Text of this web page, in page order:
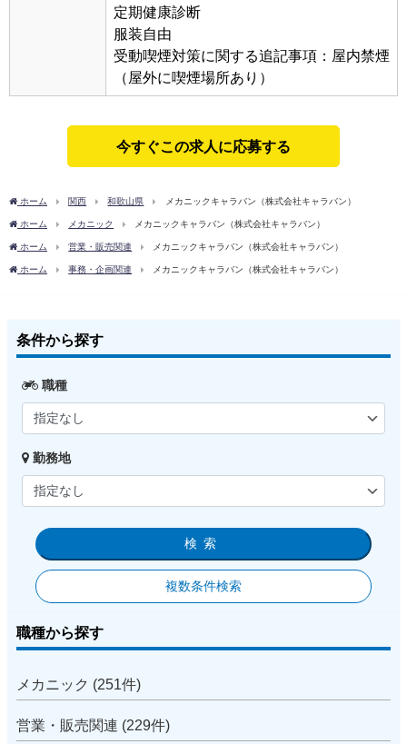
定期健康診断
服装自由
受動喫煙対策に関する追記事項：屋内禁煙
（屋外に喫煙場所あり）
今すぐこの求人に応募する
ホーム 関西 和歌山県 メカニックキャラバン（株式会社キャラバン）
ホーム メカニック メカニックキャラバン（株式会社キャラバン）
ホーム 営業・販売関連 メカニックキャラバン（株式会社キャラバン）
ホーム 事務・企画関連 メカニックキャラバン（株式会社キャラバン）
条件から探す
職種
勤務地
検索
複数条件検索
職種から探す
メカニック (251件)
営業・販売関連 (229件)